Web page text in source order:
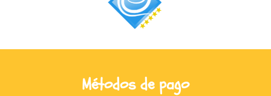
Métodos de pago